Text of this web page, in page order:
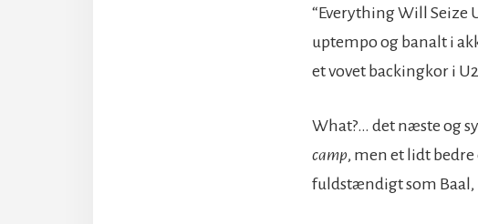
“Everything Will Seize
uptempo og banalt i
et vovet backingkor i
What?… det næste og
camp, men et lidt
fuldstændigt som Baal,